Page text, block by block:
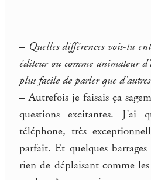
– Quelles différences vois-tu
éditeur ou comme animateur
plus facile de parler que
– Autrefois je faisais ça
questions excitantes. J’ai
téléphone, très
parfait. Et quelques
rien de déplaisant comme